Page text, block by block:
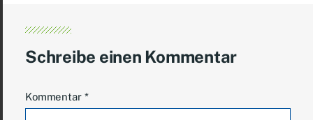
Schreibe einen Kommentar
Kommentar *